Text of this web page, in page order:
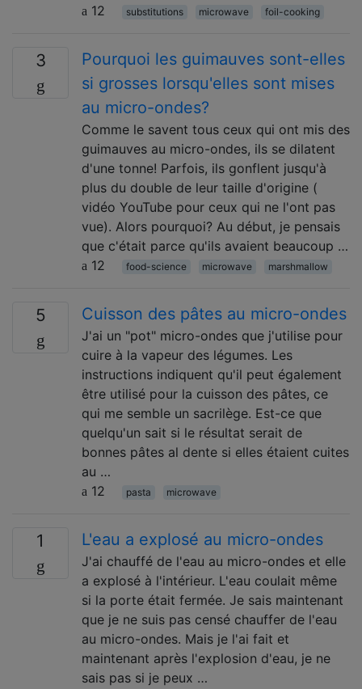
12
substitutions microwave foil-cooking
3
Pourquoi les guimauves sont-elles
si grosses lorsqu'elles sont mises
au micro-ondes?
Comme le savent tous ceux qui ont mis des
guimauves au micro-ondes, ils se dilatent
d'une tonne! Parfois, ils gonflent jusqu'à
plus du double de leur taille d'origine (
vidéo YouTube pour ceux qui ne l'ont pas
vue). Alors pourquoi? Au début, je pensais
que c'était parce qu'ils avaient beaucoup …
12
food-science microwave marshmallow
5 Cuisson des pâtes au micro-ondes
J'ai un "pot" micro-ondes que j'utilise pour
cuire à la vapeur des légumes. Les
instructions indiquent qu'il peut également
être utilisé pour la cuisson des pâtes, ce
qui me semble un sacrilège. Est-ce que
quelqu'un sait si le résultat serait de
bonnes pâtes al dente si elles étaient cuites
au …
12
pasta microwave
1 L'eau a explosé au micro-ondes
J'ai chauffé de l'eau au micro-ondes et elle
a explosé à l'intérieur. L'eau coulait même
si la porte était fermée. Je sais maintenant
que je ne suis pas censé chauffer de l'eau
au micro-ondes. Mais je l'ai fait et
maintenant après l'explosion d'eau, je ne
sais pas si je peux …